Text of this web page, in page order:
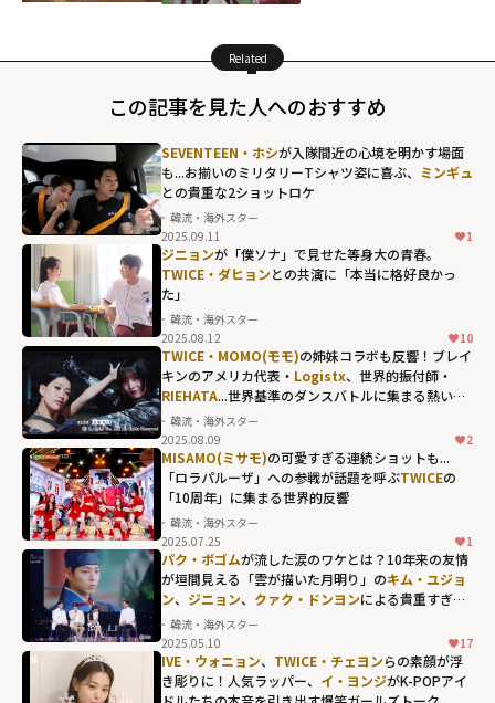
Related
この記事を見た人へのおすすめ
SEVENTEEN・ホシが入隊間近の心境を明かす場面
も...お揃いのミリタリーTシャツ姿に喜ぶ、 ミンギュ
との貴重な2ショットロケ
韓流・海外スター
2025.09.11
1
ジニョンが「僕ソナ」で見せた等身大の青春。
TWICE・ダヒョンとの共演に「本当に格好良かっ
た」
韓流・海外スター
2025.08.12
10
TWICE・MOMO(モモ)の姉妹コラボも反響！ブレイ
キンのアメリカ代表・ Logistx、世界的振付師・
RIEHATA...世界基準のダンスバトルに集まる熱い支
持韓流・海外スター
2025.08.09
2
MISAMO(ミサモ)の可愛すぎる連続ショットも...
「ロラパルーザ」への参戦が話題を呼ぶTWICEの
「10周年」に集まる世界的反響
韓流・海外スター
2025.07.25
1
パク・ボゴムが流した涙のワケとは？10年来の友情
が垣間見える「雲が描いた月明り」のキム・ユジョ
ン、 ジニョン、 クァク・ドンヨンによる貴重すぎる
4ショット
韓流・海外スター
2025.05.10
17
IVE・ウォニョン、 TWICE・チェヨンらの素顔が浮
き彫りに！人気ラッパー、 イ・ヨンジがK-POPアイ